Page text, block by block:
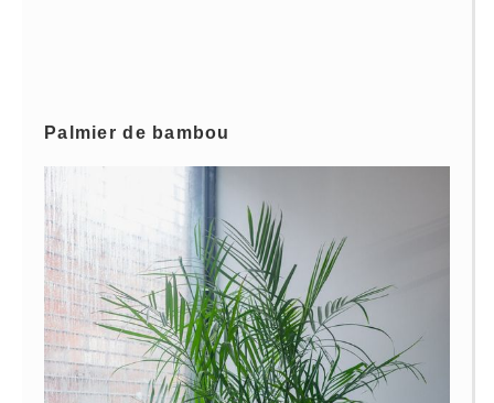
Palmier de bambou